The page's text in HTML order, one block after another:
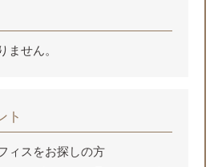
ません。
ト
ィスをお探しの方